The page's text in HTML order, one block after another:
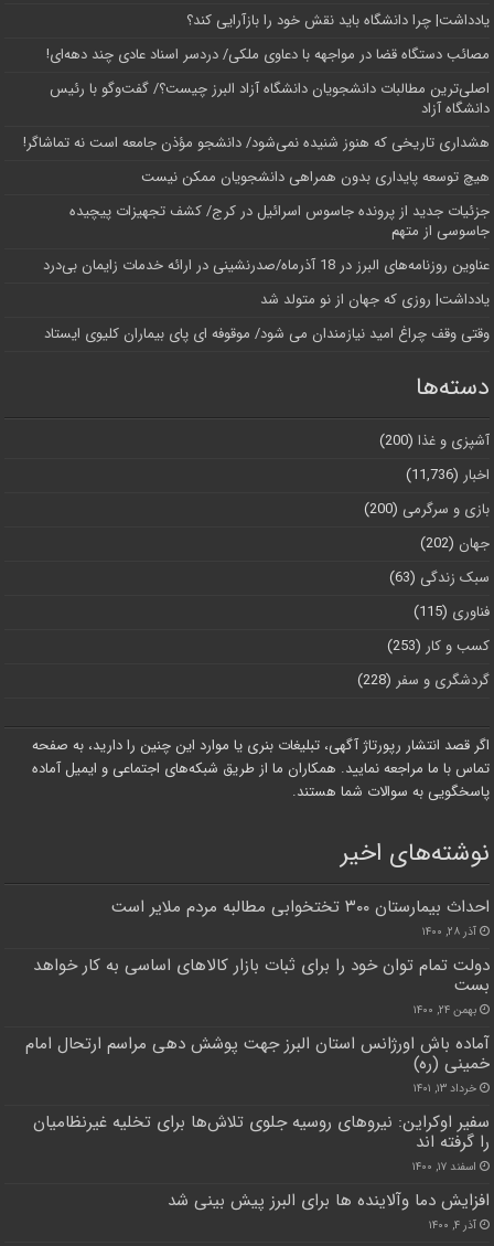
یادداشت| چرا دانشگاه باید نقش خود را بازآرایی کند؟
مصائب دستگاه قضا در مواجهه با دعاوی ملکی/ دردسر اسناد عادی چند‌ دهه‌ای!
اصلی‌ترین مطالبات دانشجویان دانشگاه آزاد البرز چیست؟/ گفت‌وگو با رئیس
دانشگاه آز‌اد
هشداری تاریخی که هنوز شنیده نمی‌شود/ دانشجو مؤذن جامعه است نه تماشاگر!
هیچ توسعه پایداری بدون همراهی دانشجویان ممکن نیست
جزئیات جدید از پرونده جاسوس اسرائیل در کرج/‌ کشف تجهیزات پیچیده
جاسوسی از متهم
عناوین روزنامه‌های البرز در ‌18 آذرماه/صدرنشینی در ارائه خدمات زایمان بی‌درد
یادداشت| روزی که جهان از نو متولد شد
وقتی وقف چراغ امید نیازمندان می شود/ موقوفه ای پای بیماران کلیوی ایستاد
دسته‌ها
آشپزی و غذا (200)
اخبار (11,736)
بازی و سرگرمی (200)
جهان (202)
سبک زندگی (63)
فناوری (115)
کسب و کار (253)
گردشگری و سفر (228)
اگر قصد انتشار رپورتاژ آگهی، تبلیغات بنری یا موارد این چنین را دارید، به صفحه
تماس با ما مراجعه نمایید. همکاران ما از طریق شبکه‌های اجتماعی و ایمیل آماده
پاسخگویی به سوالات شما هستند.
نوشته‌های اخیر
احداث بیمارستان ٣٠٠ تختخوابی مطالبه مردم ملایر است
آذر ۲۸, ۱۴۰۰
دولت تمام توان خود را برای ثبات بازار کالاهای اساسی به کار خواهد
بست
بهمن ۲۴, ۱۴۰۰
آماده باش اورژانس استان البرز جهت پوشش دهی مراسم ارتحال امام
خمینی (ره)
خرداد ۱۳, ۱۴۰۱
سفیر اوکراین: نیروهای روسیه جلوی تلاش‌ها برای تخلیه غیرنظامیان
را گرفته اند
اسفند ۱۷, ۱۴۰۰
افزایش دما وآلاینده ها برای البرز پیش بینی شد
آذر ۴, ۱۴۰۰